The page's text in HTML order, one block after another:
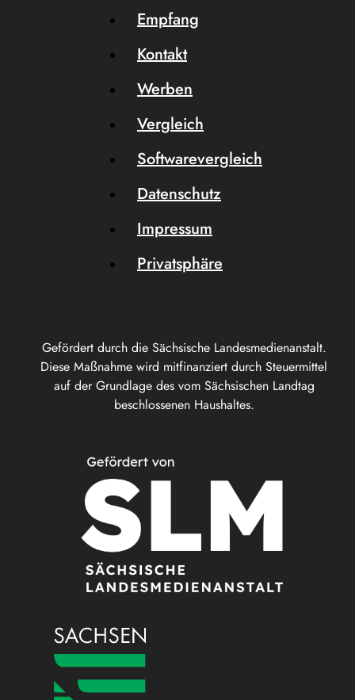
Gefördert durch die Sächsische Landesmedienanstalt.
Diese Maßnahme wird mitfinanziert durch Steuermittel
auf der Grundlage des vom Sächsischen Landtag
beschlossenen Haushaltes.
Empfang
Kontakt
Werben
Vergleich
Softwarevergleich
Datenschutz
Impressum
Privatsphäre